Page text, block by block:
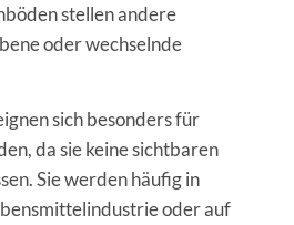
stellen andere
oder wechselnde
sich besonders für
da sie keine sichtbaren
Sie werden häufig in
oder auf